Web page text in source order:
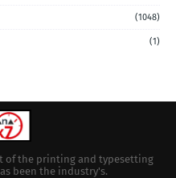
(1048)
(1)
of the printing and typesetting
been the industry's.